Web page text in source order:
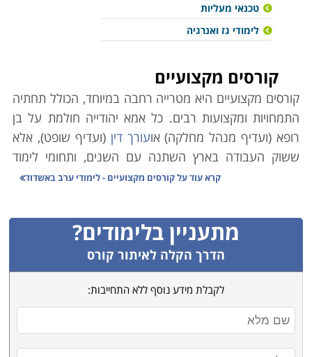
טכנאי מעליות
לימודי גז ואנרגיה
קורסים מקצועיים
קורסים מקצועיים היא מטרייה רחבה במיוחד, הכולל תחתיה
התמחויות ומקצועות רבים. כל אמא יהודייה חולמת על בן
רופא (ועדיף מנהל מחלקה) אועורך דין (ועדיף שופט), אלא
ששוק העבודה בארץ השתנה עם השנים, ותחומי לימוד
אקדמיים רבים אינם מבטיחים עבודה יציבה ופרנסה בענף.
כמו כן ירידת קרנם (הבלתי-מוצדקת) של בתי הספר
המלמדים קורסים מקצועיים גרמה למחסור משמעותי במשק
בידיים עובדות ומיומנות בענפים שונים.
משרד הכלכלה הוא הגורם הממלכתי אשר מנסה לסייע
באיזון הנדרש, וגורמי המחקר הממונים בו פרסמו טבלה
זו אשר מנתחת את המקצועות השונים בהתאם לצרכי השוק,
הביקוש לעובדים והשכר על פי מקצועות. הנתונים בה
מצביעים במובהק על מגמות אשר ממילא מדובר בהן רבות.
קרא עוד עלקורסים מקצועיים - לימודי ערב באשדוד
מתעניין בלימודים?
הדרך הקלה לאיתור קורס
לקבלת מידע נוסף ללא התחייבות: